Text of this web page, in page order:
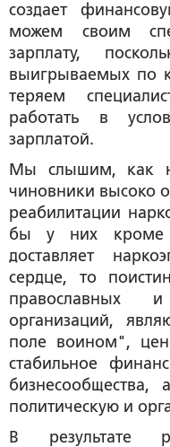
создает
можем своим
зарплату,
выигрываемых по
теряем
работать в
зарплатой.
Мы слышим, как
чиновники высоко
реабилитации
бы у них кроме
доставляет
сердце, то
православных
организаций,
поле воином",
стабильное
политическую и
В результате